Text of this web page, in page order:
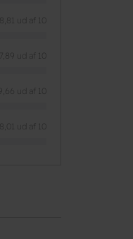
8,81 ud af 10
7,89 ud af 10
9,66 ud af 10
8,01 ud af 10